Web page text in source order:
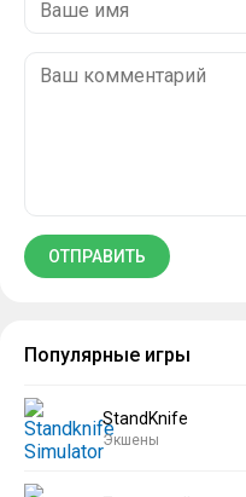
Популярные игры
StandKnife
Экшены